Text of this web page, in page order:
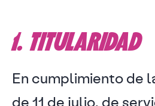
1. TITULARIDAD
En cumplimiento de
de 11 de julio, de